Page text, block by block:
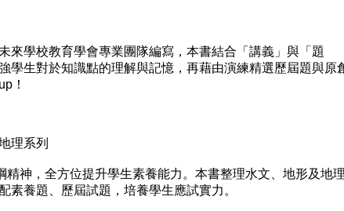
學校教育學會專業團隊編寫，本書結合「講義」與「題
學生對於知識點的理解與記憶，再藉由演練精選歷屆題與原
！
理系列
神，全方位提升學生素養能力。本書整理水文、地形及地
素養題、歷屆試題，培養學生應試實力。